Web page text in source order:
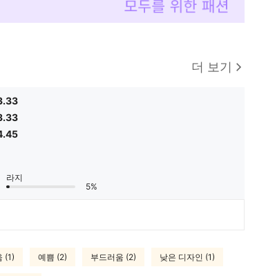
더 보기
라지
5%
(1) 예쁨 (2) 부드러움 (2) 낮은 디자인 (1)